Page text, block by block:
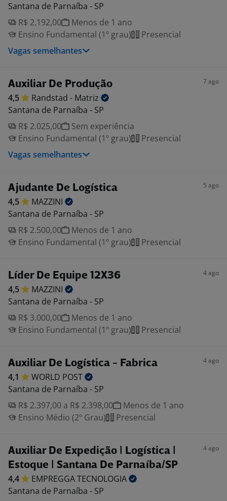
Santana de Parnaíba - SP
R$ 2.192,00
Menos de 1 ano
Ensino Fundamental (1º grau)
Presencial
Vagas semelhantes
Auxiliar De Produção 7 ago
4,5 Randstad - Matriz
Santana de Parnaíba - SP
R$ 2.025,00
Sem experiência
Ensino Fundamental (1º grau)
Presencial
Vagas semelhantes
Ajudante De Logística 5 ago
4,5
MAZZINI
Santana de Parnaíba - SP
R$ 2.500,00
Menos de 1 ano
Ensino Fundamental (1º grau)
Presencial
Líder De Equipe 12X36 4 ago
4,5
MAZZINI
Santana de Parnaíba - SP
R$ 3.000,00
Menos de 1 ano
Ensino Fundamental (1º grau)
Presencial
Auxiliar De Logística - Fabrica 4 ago
4,1 WORLD POST
Santana de Parnaíba - SP
R$ 2.397,00 a R$ 2.398,00
Menos de 1 ano
Ensino Médio (2º Grau)
Presencial
Auxiliar De Expedição | Logística |
Estoque | Santana De Parnaíba/SP
4 ago
4,4 EMPREGGATECNOLOGIA
Santana de Parnaíba - SP